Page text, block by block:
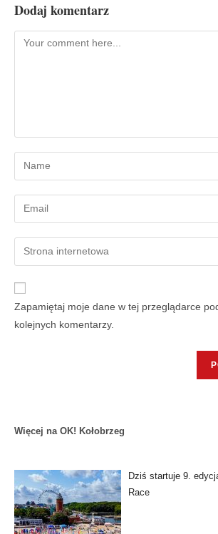
Dodaj komentarz
Zapamiętaj moje dane w tej przeglądarce
kolejnych komentarzy.
Więcej na OK! Kołobrzeg
Dziś startuje 9.
Race